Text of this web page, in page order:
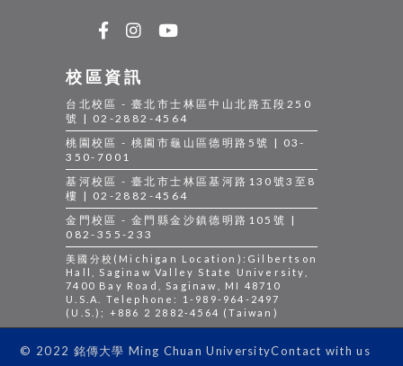
校區資訊
台北校區 - 臺北市士林區中山北路五段250
號 | 02-2882-4564
桃園校區 - 桃園市龜山區德明路5號 | 03-
350-7001
基河校區 - 臺北市士林區基河路130號3至8
樓 | 02-2882-4564
金門校區 - 金門縣金沙鎮德明路105號 |
082-355-233
美國分校(Michigan Location):Gilbertson
Hall, Saginaw Valley State University,
7400 Bay Road, Saginaw, MI 48710
U.S.A. Telephone: 1-989-964-2497
(U.S.); +886 2 2882-4564 (Taiwan)
© 2022 銘傳大學 Ming Chuan UniversityContact with us